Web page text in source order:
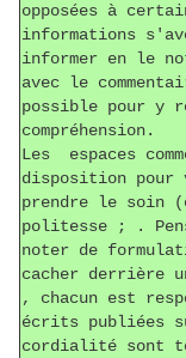
opposées à
informations
informer en le
avec le
possible pour y
compréhension.
Les espaces
disposition pour
prendre le soin
politesse ; .
noter de
cacher derrière
, chacun est
écrits publiées
cordialité sont